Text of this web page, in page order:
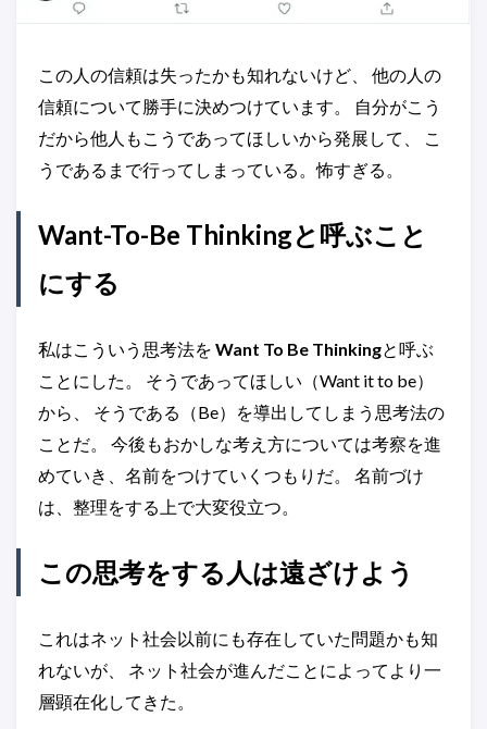
この人の信頼は失ったかも知れないけど、 他の人の
信頼について勝手に決めつけています。 自分がこう
だから他人もこうであってほしいから発展して、 こ
うであるまで行ってしまっている。怖すぎる。
Want-To-Be Thinkingと呼ぶこと
にする
私はこういう思考法を Want To Be Thinkingと呼ぶ
ことにした。 そうであってほしい（Want it to be）
から、 そうである（Be）を導出してしまう思考法の
ことだ。 今後もおかしな考え方については考察を進
めていき、名前をつけていくつもりだ。 名前づけ
は、整理をする上で大変役立つ。
この思考をする人は遠ざけよう
これはネット社会以前にも存在していた問題かも知
れないが、 ネット社会が進んだことによってより一
層顕在化してきた。